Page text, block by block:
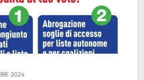
2024